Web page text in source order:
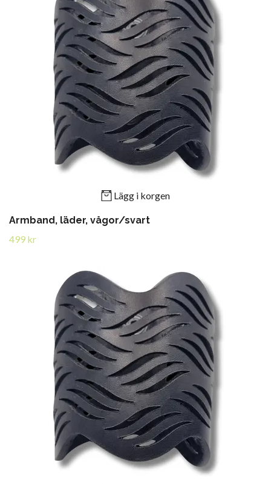
Lägg i korgen
Armband, läder, vågor/svart
499 kr